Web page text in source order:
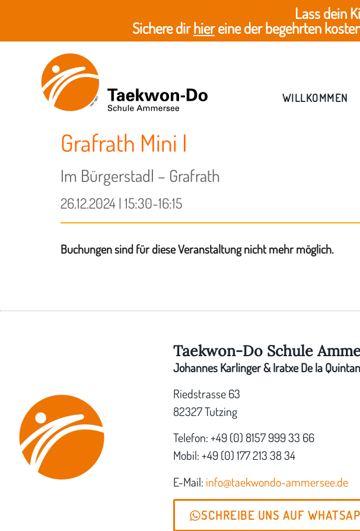
Lass dein
Sichere dirhiereine der begehrten
WILLKOMMEN
Grafrath Mini I
Im Bürgerstadl – Grafrath
26.12.2024 | 15:30-16:15
Buchungen sind für diese Veranstaltung nicht mehr möglich.
Taekwon-Do Schule
Johannes Karlinger & Iratxe De la
Riedstrasse 63
82327 Tutzing
Telefon: +49 (0) 8157 999 33 66
Mobil: +49 (0) 177 213 38 34
E-Mail: info@taekwondo-ammersee.de
SCHREIBE UNS AUF